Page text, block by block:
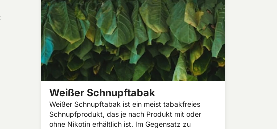
Weißer Schnupftabak
Weißer Schnupftabak ist ein meist tabakfreies
Schnupfprodukt, das je nach Produkt mit oder
ohne Nikotin erhältlich ist. Im Gegensatz zu